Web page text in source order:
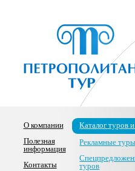
О компании
Полезная
информация
Контакты
Каталог туров
Рекламные туры
туров